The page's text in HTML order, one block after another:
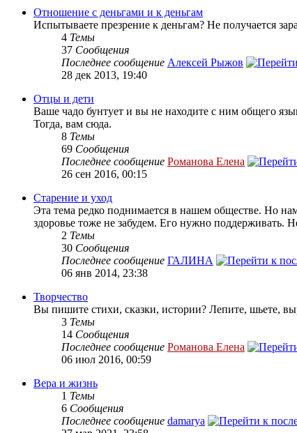
Отношение с деньгами и к деньгам
Испытываете презрение к деньгам? Не получается
4 Темы
37 Сообщения
Последнее сообщение Алексей Рыжов
28 дек 2013, 19:40
Отцы и дети
Ваше чадо бунтует и вы не находите с ним общего
Тогда, вам сюда.
8 Темы
69 Сообщения
Последнее сообщение Романова Елена
26 сен 2016, 00:15
Старение и уход
Эта тема редко поднимается в нашем обществе. Но
здоровье тоже не забудем. Его нужно поддерживать.
2 Темы
30 Сообщения
Последнее сообщение ГАЛИНА
06 янв 2014, 23:38
Творчество
Вы пишите стихи, сказки, истории? Лепите, шьете,
3 Темы
14 Сообщения
Последнее сообщение Романова Елена
06 июл 2016, 00:59
Вера и жизнь
1 Темы
6 Сообщения
Последнее сообщение damarya